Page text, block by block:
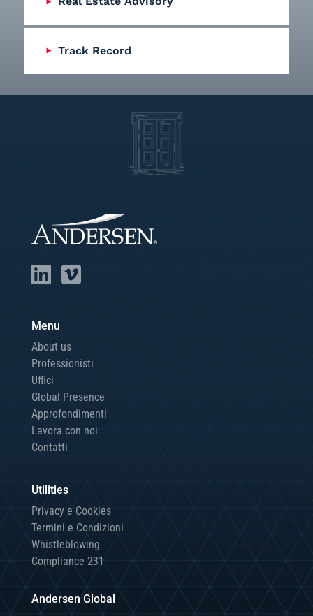
Track Record
Menu
About us
Professionisti
Uffici
Global Presence
Approfondimenti
Lavora con noi
Contatti
Utilities
Privacy e Cookies
Termini e Condizioni
Whistleblowing
Compliance 231
Andersen Global